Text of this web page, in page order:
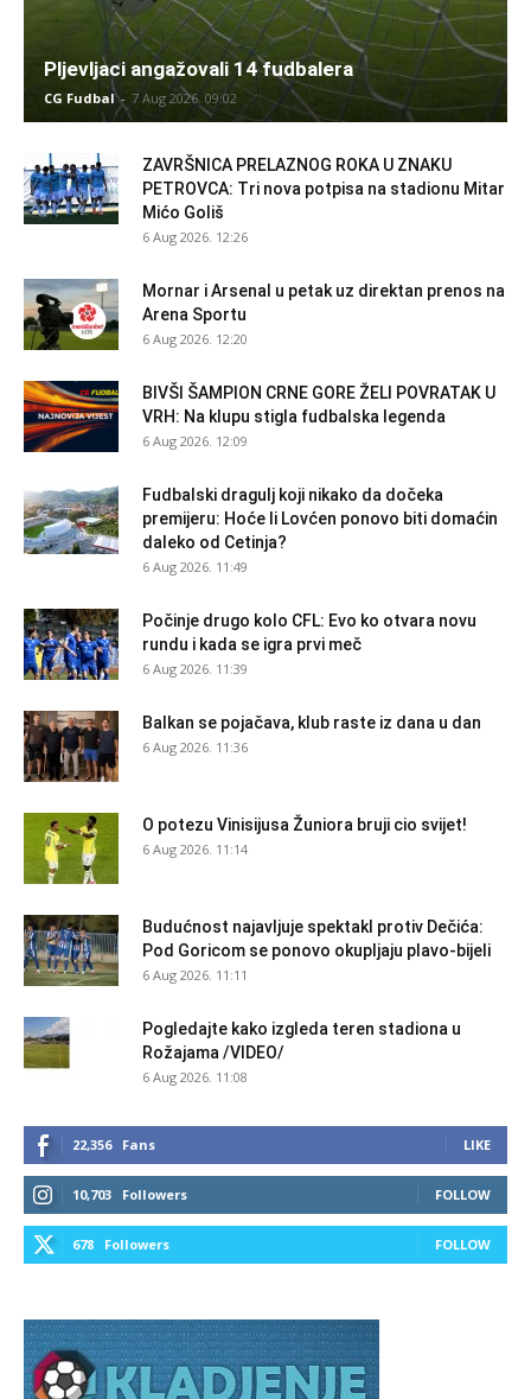
Pljevljaci angažovali 14 fudbalera
CG Fudbal - 7 Aug 2026. 09:02
ZAVRŠNICA PRELAZNOG ROKA U ZNAKU
PETROVCA: Tri nova potpisa na stadionu Mitar
Mićo Goliš
6 Aug 2026. 12:26
Mornar i Arsenal u petak uz direktan prenos na
Arena Sportu
6 Aug 2026. 12:20
BIVŠI ŠAMPION CRNE GORE ŽELI POVRATAK U
VRH: Na klupu stigla fudbalska legenda
6 Aug 2026. 12:09
Fudbalski dragulj koji nikako da dočeka
premijeru: Hoće li Lovćen ponovo biti domaćin
daleko od Cetinja?
6 Aug 2026. 11:49
Počinje drugo kolo CFL: Evo ko otvara novu
rundu i kada se igra prvi meč
6 Aug 2026. 11:39
Balkan se pojačava, klub raste iz dana u dan
6 Aug 2026. 11:36
O potezu Vinisijusa Žuniora bruji cio svijet!
6 Aug 2026. 11:14
Budućnost najavljuje spektakl protiv Dečića:
Pod Goricom se ponovo okupljaju plavo-bijeli
6 Aug 2026. 11:11
Pogledajte kako izgleda teren stadiona u
Rožajama /VIDEO/
6 Aug 2026. 11:08
22,356 Fans LIKE
10,703 Followers FOLLOW
678 Followers FOLLOW